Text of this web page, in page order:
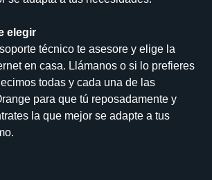
elegir
técnico te asesore y elige la
en casa. Llámanos o si lo prefieres
todas y cada una de las
para que tú reposadamente y
la que mejor se adapte a tus